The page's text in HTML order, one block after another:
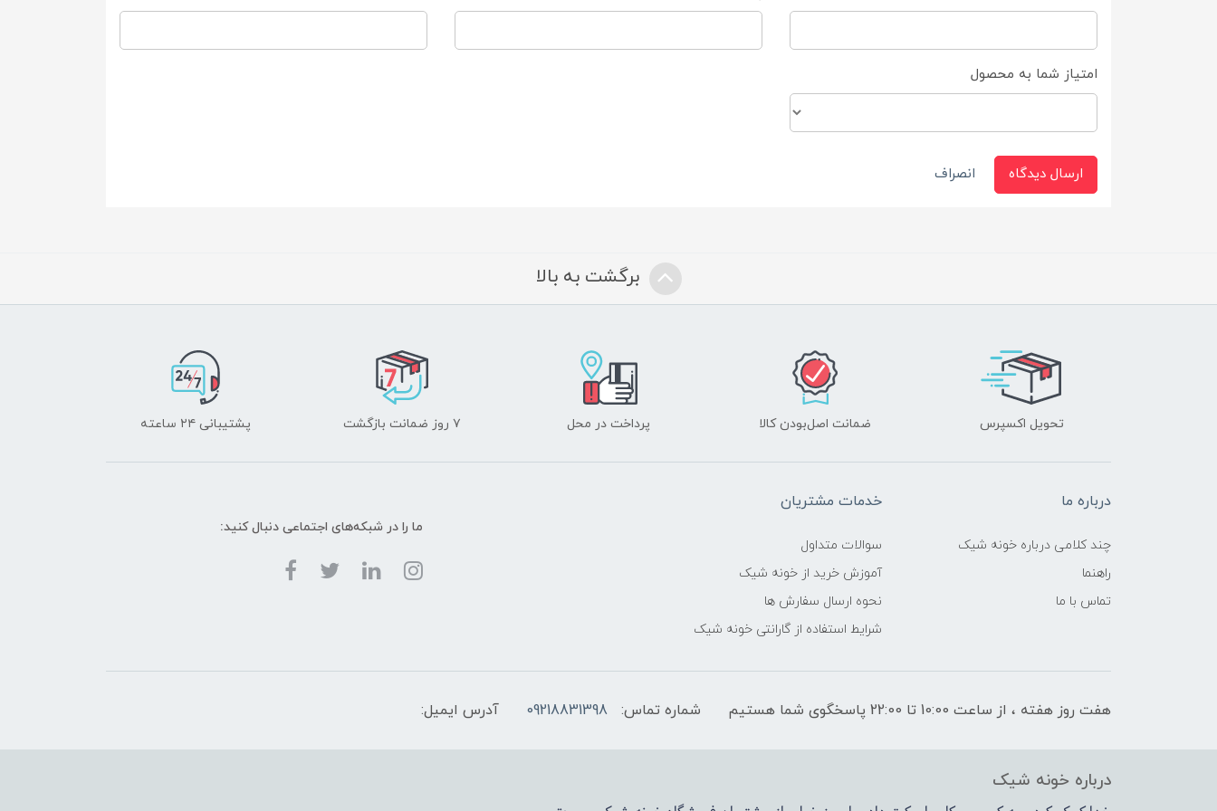
امتیاز شما به محصول
ارسال دیدگاه انصراف
برگشت به بالا
تحویل اکسپرس ضمانت اصل‌بودن کالا پرداخت در محل ۷ روز ضمانت بازگشت پشتیبانی ۲۴ ساعته
درباره ما
چند کلامی درباره خونه شیک
راهنما
تماس با ما
خدمات مشتریان
سوالات متداول
آموزش خرید از خونه شیک
نحوه ارسال سفارش ها
شرایط استفاده از گارانتی خونه شیک
ما را در شبکه‌های اجتماعی دنبال کنید:
هفت روز هفته ، از ساعت 10:00 تا 22:00 پاسخگوی شما هستیم شماره تماس: 09218831398 آدرس ایمیل:
درباره خونه شیک